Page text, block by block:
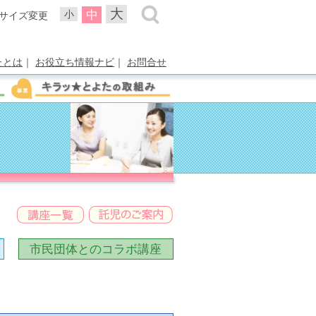
小 中 大
イズ変更
は ｜ お役立ち情報ナビ ｜ お問合せ
市民団体とのコラボ講座